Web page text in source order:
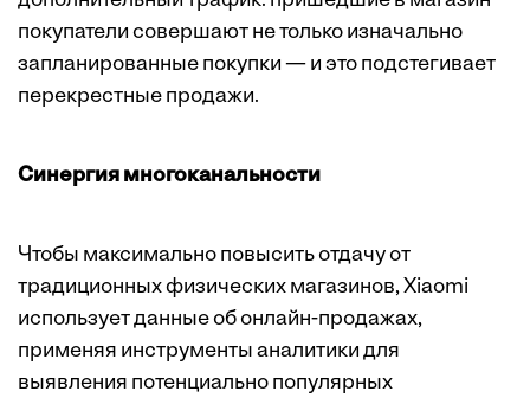
покупатели совершают не только изначально
запланированные покупки — и это подстегивает
перекрестные продажи.
Синергия многоканальности
Чтобы максимально повысить отдачу от
традиционных физических магазинов, Xiaomi
использует данные об онлайн-продажах,
применяя инструменты аналитики для
выявления потенциально популярных